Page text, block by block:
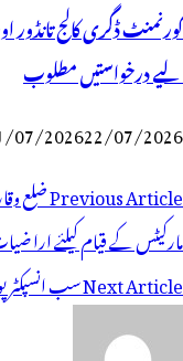
گورنمنٹ ڈگری کالج تانڈور
لیے درخواستیں مطلوب
07/202622/07/2026
پوسٹوں
کی
نیویگیشن
Previous Articleضلع
مارکیٹس کے قیام کیلئے ارا
Next Articleسب انسپکٹر